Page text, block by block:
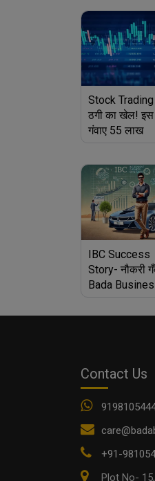
Stock Trading
ठगी का खेल! इस
गंवाए 55 लाख
IBC Success
Story- नौकरी
Bada
Contact Us
+91-
Plot No-